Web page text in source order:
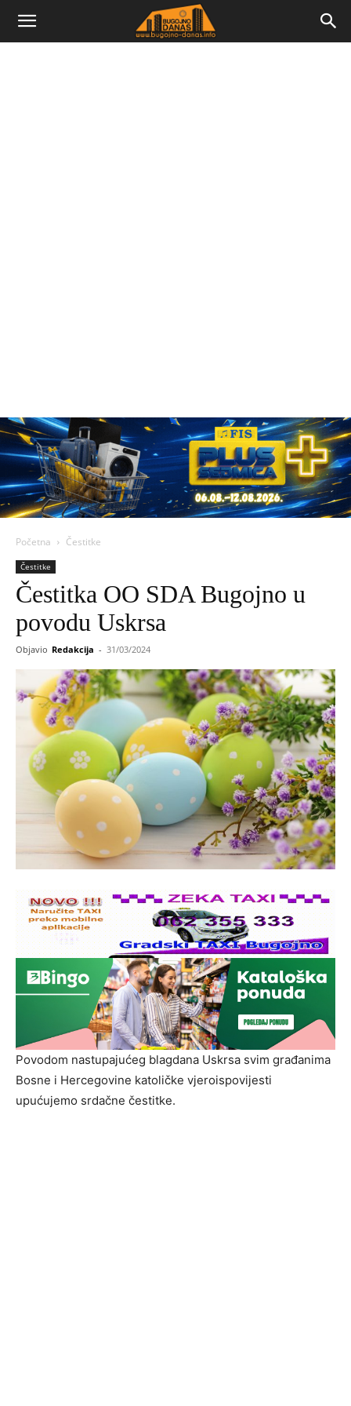
Bugojno
Početna Čestitke
Čestitke
Čestitka OO SDA Bugojno u
povodu Uskrsa
Objavio Redakcija - 31/03/2024
Povodom nastupajućeg blagdana Uskrsa svim građanima
Bosne i Hercegovine katoličke vjeroispovijesti
upućujemo srdačne čestitke.